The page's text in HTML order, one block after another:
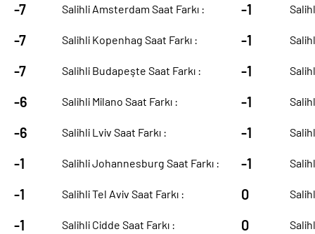
-7
-7
-7
-6
-6
-1
-1
-1
Salihli Amsterdam Saat Farkı : -1
Salihli Kopenhag Saat Farkı : -1
Salihli Budapeşte Saat Farkı : -1
Salihli Milano Saat Farkı : -1
Salihli Lviv Saat Farkı : -1
Salihli Johannesburg Saat Farkı : -1
Salihli Tel Aviv Saat Farkı : 0
Salihli Cidde Saat Farkı : 0